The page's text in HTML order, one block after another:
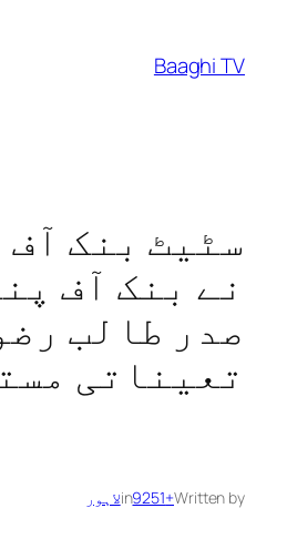
content
Baaghi TV
سٹیٹ بنک
نے بنک آف
صدر طالب
تعیناتی
Written by
+9251
inلاہور